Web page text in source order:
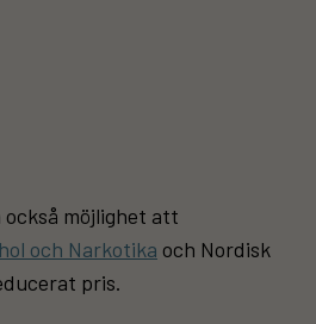
också möjlighet att
och Narkotika och Nordisk
pris.